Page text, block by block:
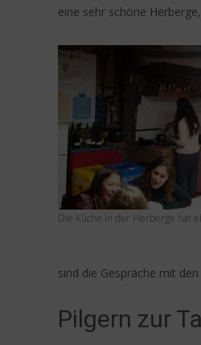
eine sehr schöne
Die Küche in der Herberge hat
sind die Gespräche mit
Pilgern zur